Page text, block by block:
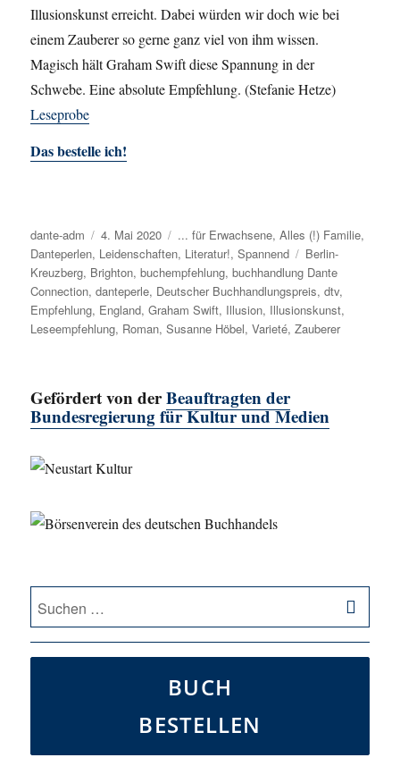
Illusionskunst erreicht. Dabei würden wir doch wie bei
einem Zauberer so gerne ganz viel von ihm wissen.
Magisch hält Graham Swift diese Spannung in der
Schwebe. Eine absolute Empfehlung. (Stefanie Hetze)
Leseprobe
Das bestelle ich!
Autor
dante-adm
Veröffentlicht
am
4. Mai 2020 Kategorien
... für Erwachsene,Alles (!) Familie,
Danteperlen, Leidenschaften, Literatur!,Spannend Schlagwörter
Berlin-
Kreuzberg, Brighton,buchempfehlung,buchhandlung Dante
Connection,danteperle, Deutscher Buchhandlungspreis,dtv,
Empfehlung, England,Graham Swift, Illusion, Illusionskunst,
Leseempfehlung, Roman,Susanne Höbel,Varieté,Zauberer
Gefördert von derBeauftragten der
Bundesregierung für Kultur und Medien
Suche
nach:
BUCH
BESTELLEN